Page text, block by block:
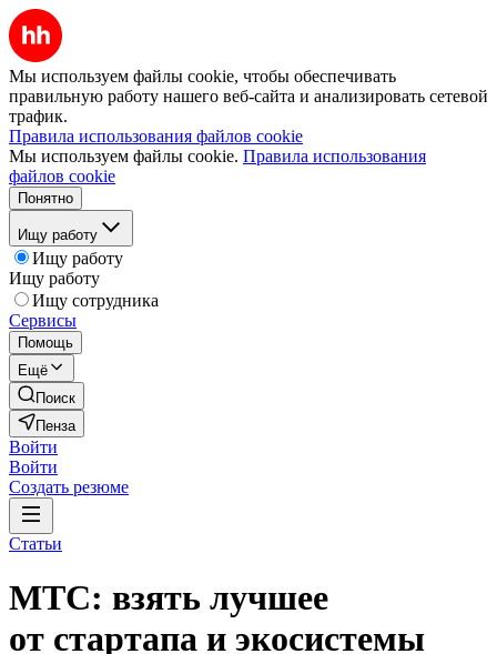
Мы используем файлы cookie, чтобы обеспечивать
правильную работу нашего веб-сайта и анализировать сетевой
трафик.
Правила использования файлов cookie
Мы используем файлы cookie. Правила использования
файлов cookie
Понятно
Ищу работу
Ищу работу
Ищу работу
Ищу сотрудника
Сервисы
Помощь
Ещё
Поиск
Пенза
Войти
Войти
Создать резюме
Статьи
МТС: взять лучшее
от стартапа и экосистемы